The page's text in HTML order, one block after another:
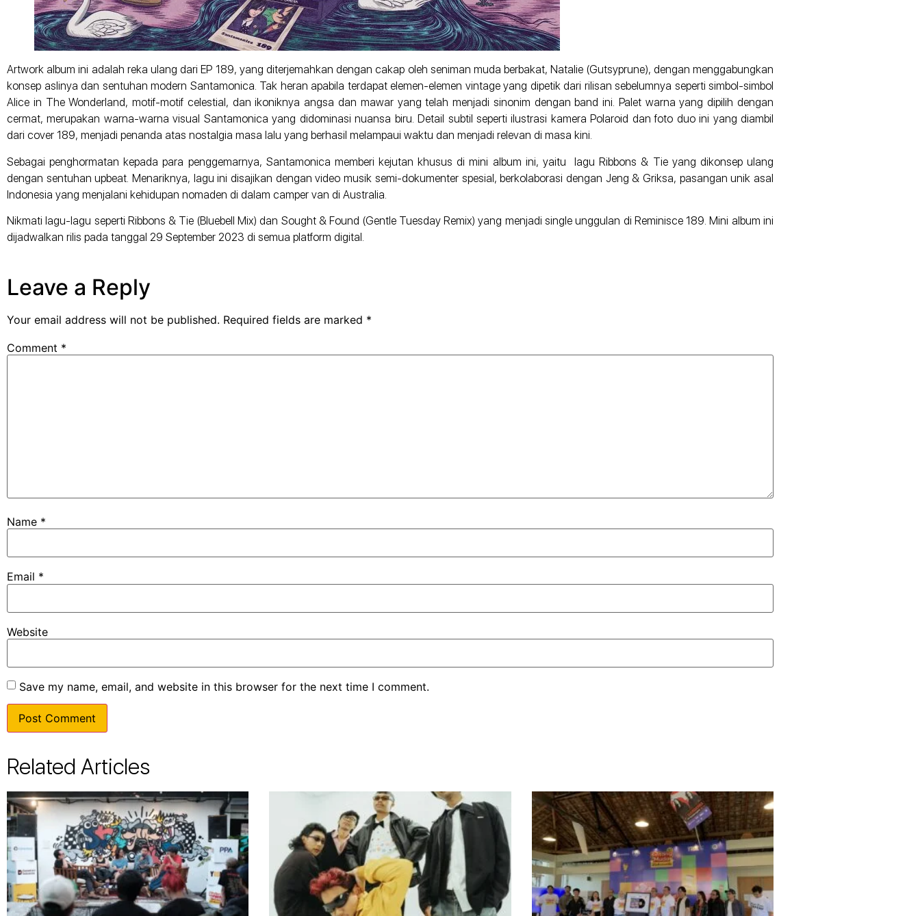
Artwork album ini adalah reka ulang dari EP 189, yang diterjemahkan dengan cakap oleh seniman muda berbakat, Natalie (Gutsyprune), dengan menggabungkan
konsep aslinya dan sentuhan modern Santamonica. Tak heran apabila terdapat elemen-elemen vintage yang dipetik dari rilisan sebelumnya seperti simbol-simbol
Alice in The Wonderland, motif-motif celestial, dan ikoniknya angsa dan mawar yang telah menjadi sinonim dengan band ini. Palet warna yang dipilih dengan
cermat, merupakan warna-warna visual Santamonica yang didominasi nuansa biru. Detail subtil seperti ilustrasi kamera Polaroid dan foto duo ini yang diambil
dari cover 189, menjadi penanda atas nostalgia masa lalu yang berhasil melampaui waktu dan menjadi relevan di masa kini.
Sebagai penghormatan kepada para penggemarnya, Santamonica memberi kejutan khusus di mini album ini, yaitu lagu Ribbons & Tie yang dikonsep ulang
dengan sentuhan upbeat. Menariknya, lagu ini disajikan dengan video musik semi-dokumenter spesial, berkolaborasi dengan Jeng & Griksa, pasangan unik asal
Indonesia yang menjalani kehidupan nomaden di dalam camper van di Australia.
Nikmati lagu-lagu seperti Ribbons & Tie (Bluebell Mix) dan Sought & Found (Gentle Tuesday Remix) yang menjadi single unggulan di Reminisce 189. Mini album ini
dijadwalkan rilis pada tanggal 29 September 2023 di semua platform digital.
Leave a Reply
Your email address will not be published. Required fields are marked *
Comment *
Name *
Email *
Website
Save my name, email, and website in this browser for the next time I comment.
Related Articles